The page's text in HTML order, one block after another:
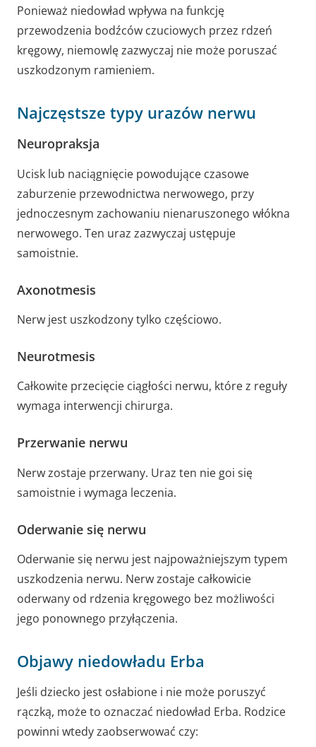
Ponieważ niedowład wpływa na funkcję
przewodzenia bodźców czuciowych przez rdzeń
kręgowy, niemowlę zazwyczaj nie może poruszać
uszkodzonym ramieniem.
Najczęstsze typy urazów nerwu
Neuropraksja
Ucisk lub naciągnięcie powodujące czasowe
zaburzenie przewodnictwa nerwowego, przy
jednoczesnym zachowaniu nienaruszonego włókna
nerwowego. Ten uraz zazwyczaj ustępuje
samoistnie.
Axonotmesis
Nerw jest uszkodzony tylko częściowo.
Neurotmesis
Całkowite przecięcie ciągłości nerwu, które z reguły
wymaga interwencji chirurga.
Przerwanie nerwu
Nerw zostaje przerwany. Uraz ten nie goi się
samoistnie i wymaga leczenia.
Oderwanie się nerwu
Oderwanie się nerwu jest najpoważniejszym typem
uszkodzenia nerwu. Nerw zostaje całkowicie
oderwany od rdzenia kręgowego bez możliwości
jego ponownego przyłączenia.
Objawy niedowładu Erba
Jeśli dziecko jest osłabione i nie może poruszyć
rączką, może to oznaczać niedowład Erba. Rodzice
powinni wtedy zaobserwować czy: